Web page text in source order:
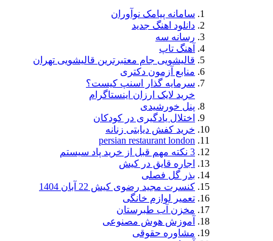
سامانه پیامک نوآوران
دانلود اهنگ جدید
رسانه سه
آهنگ تاپ
قالیشویی جام معتبرترین قالیشویی تهران
منابع آزمون دکتری
سرمایه گذار اسنپ کیست؟
خرید لایک ارزان اینستاگرام
پنل خورشیدی
اختلال یادگیری در کودکان
خرید کفش دیابتی زنانه
persian restaurant london
3 نکته مهم قبل از خرید پاد سیستم
اجاره قایق در کیش
بذر گل فصلی
کنسرت مجید رضوی کیش 22 آبان 1404
تعمیر لوازم خانگی
مخزن آب طبرستان
آموزش هوش مصنوعی
مشاوره حقوقی